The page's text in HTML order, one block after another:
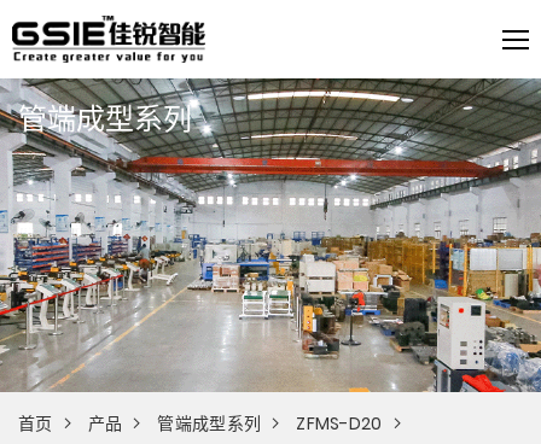
管端成型系列
首页 产品 管端成型系列 ZFMS-D20